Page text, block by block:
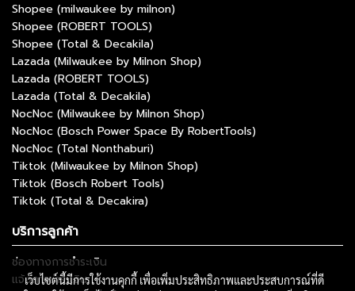
Shopee (milwaukee by milnon)
Shopee (ROBERT TOOLS)
Shopee (Total & Decakila)
Lazada (Milwaukee by Milnon Shop)
Lazada (ROBERT TOOLS)
Lazada (Total & Decakila)
NocNoc (Milwaukee by Milnon Shop)
NocNoc (Bosch Power Space By RobertTools)
NocNoc (Total Nonthaburi)
Tiktok (Milwaukee by Milnon Shop)
Tiktok (Bosch Robert Tools)
Tiktok (Total & Decakira)
บริการลูกค้า
ช่องทางการชำระเงิน
แจ้งการชำระเงิน
เว็บไซต์นี้มีการใช้งานคุกกี้ เพื่อเพิ่มประสิทธิภาพและประสบการณ์ที่ดี